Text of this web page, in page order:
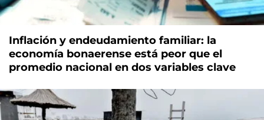
Inflación y endeudamiento familiar: la
economía bonaerense está peor que el
promedio nacional en dos variables clave